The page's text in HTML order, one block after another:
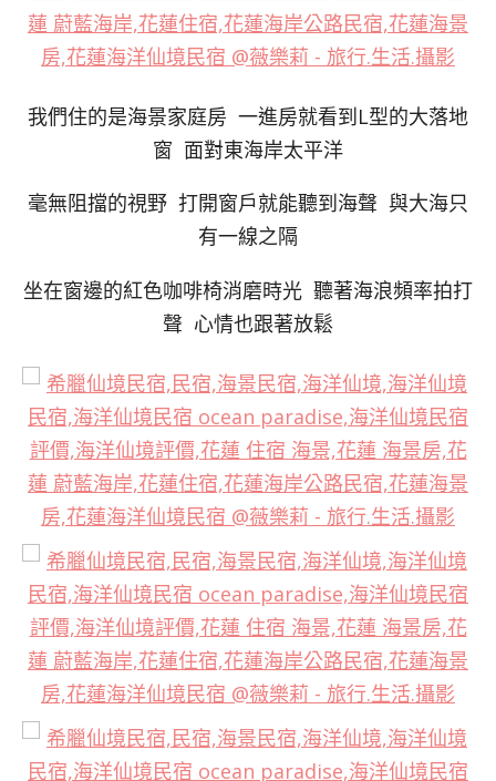
我們住的是海景家庭房 一進房就看到L型的大落地
窗 面對東海岸太平洋
毫無阻擋的視野 打開窗戶就能聽到海聲 與大海只
有一線之隔
坐在窗邊的紅色咖啡椅消磨時光 聽著海浪頻率拍打
聲 心情也跟著放鬆